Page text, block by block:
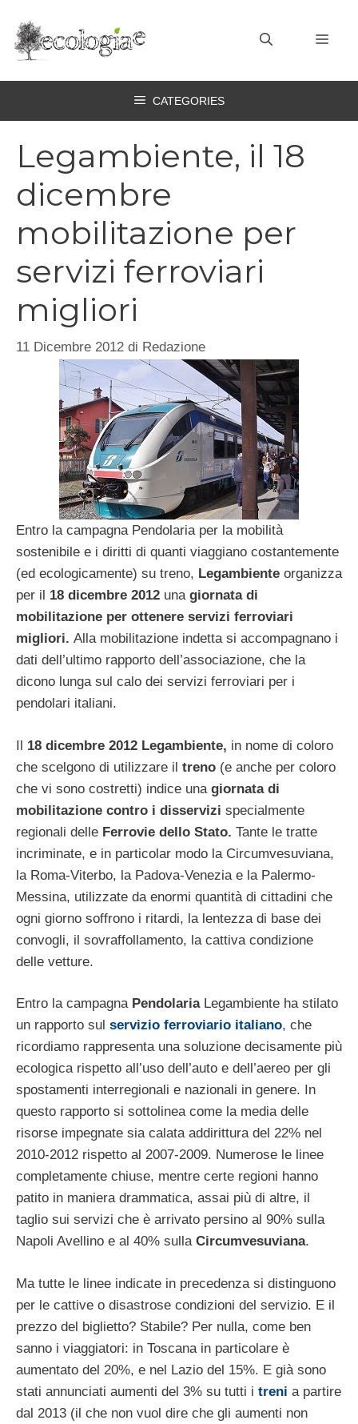
contenuto
CATEGORIES
Legambiente, il 18
dicembre
mobilitazione per
servizi ferroviari
migliori
11 Dicembre 2012 di Redazione
Entro la campagna Pendolaria per la mobilità
sostenibile e i diritti di quanti viaggiano costantemente
(ed ecologicamente) su treno, Legambiente organizza
per il 18 dicembre 2012 una giornata di
mobilitazione per ottenere servizi ferroviari
migliori. Alla mobilitazione indetta si accompagnano i
dati dell’ultimo rapporto dell’associazione, che la
dicono lunga sul calo dei servizi ferroviari per i
pendolari italiani.
Il 18 dicembre 2012 Legambiente, in nome di coloro
che scelgono di utilizzare il treno (e anche per coloro
che vi sono costretti) indice una giornata di
mobilitazione contro i disservizi specialmente
regionali delle Ferrovie dello Stato. Tante le tratte
incriminate, e in particolar modo la Circumvesuviana,
la Roma-Viterbo, la Padova-Venezia e la Palermo-
Messina, utilizzate da enormi quantità di cittadini che
ogni giorno soffrono i ritardi, la lentezza di base dei
convogli, il sovraffollamento, la cattiva condizione
delle vetture.
Entro la campagna PendolariaLegambiente ha stilato
un rapporto sul servizio ferroviario italiano, che
ricordiamo rappresenta una soluzione decisamente più
ecologica rispetto all’uso dell’auto e dell’aereo per gli
spostamenti interregionali e nazionali in genere. In
questo rapporto si sottolinea come la media delle
risorse impegnate sia calata addirittura del 22% nel
2010-2012 rispetto al 2007-2009. Numerose le linee
completamente chiuse, mentre certe regioni hanno
patito in maniera drammatica, assai più di altre, il
taglio sui servizi che è arrivato persino al 90% sulla
Napoli Avellino e al 40% sulla Circumvesuviana.
Ma tutte le linee indicate in precedenza si distinguono
per le cattive o disastrose condizioni del servizio. E il
prezzo del biglietto? Stabile? Per nulla, come ben
sanno i viaggiatori: in Toscana in particolare è
aumentato del 20%, e nel Lazio del 15%. E già sono
stati annunciati aumenti del 3% su tutti i treni a partire
dal 2013 (il che non vuol dire che gli aumenti non